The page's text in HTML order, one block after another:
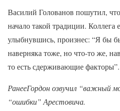
Василий Голованов пошутил,
начало такой традиции. Коллега
улыбнувшись, произнес: “Я бы
наверняка тоже, но что-то же,
то есть сдерживающие факторы”.
РанееГордон озвучил “важный
“ошибки” Арестовича.